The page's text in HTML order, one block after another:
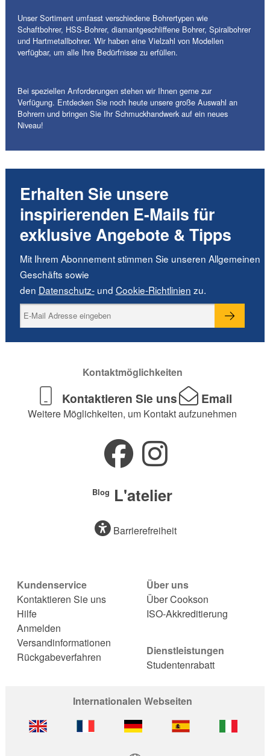
Unser Sortiment umfasst verschiedene Bohrertypen wie
Schaftbohrer, HSS-Bohrer, diamantgeschliffene Bohrer, Spiralbohrer
und Hartmetallbohrer. Wir haben eine Vielzahl von Modellen
verfügbar, um alle Ihre Bedürfnisse zu erfüllen.
Bei speziellen Anforderungen stehen wir Ihnen gerne zur
Verfügung. Entdecken Sie noch heute unsere große Auswahl an
Bohrern und bringen Sie Ihr Schmuckhandwerk auf ein neues
Niveau!
Erhalten Sie unsere
inspirierenden E-Mails für
exklusive Angebote & Tipps
Mit Ihrem Abonnement stimmen Sie unseren Allgemeinen
Geschäfts sowie
den Datenschutz-und Cookie-Richtlinien zu.
Kontaktmöglichkeiten
Kontaktieren Sie uns Email
Weitere Möglichkeiten, um Kontakt aufzunehmen
Blog L'atelier
Barrierefreiheit
Kundenservice
Kontaktieren Sie uns
Hilfe
Anmelden
Versandinformationen
Rückgabeverfahren
Über uns
Über Cookson
ISO-Akkreditierung
Dienstleistungen
Studentenrabatt
Internationalen Webseiten